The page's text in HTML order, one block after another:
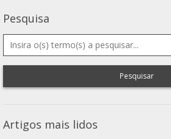
Pesquisa
Pesquisar
Artigos mais lidos